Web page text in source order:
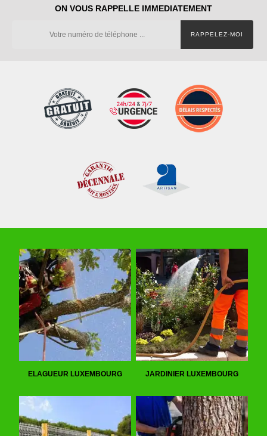
ON VOUS RAPPELLE IMMEDIATEMENT
ELAGUEUR LUXEMBOURG JARDINIER LUXEMBOURG